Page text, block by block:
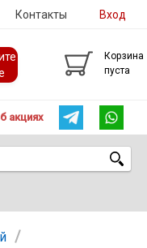
Контакты Вход
Корзина
пуста
акциях